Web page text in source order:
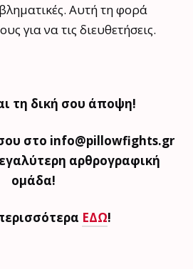
Αυτή τη φορά
για να τις διευθετήσεις.
τη δική σου άποψη!
στο info@pillowfights.gr
αρθρογραφική
ομάδα!
ΕΔΩ!